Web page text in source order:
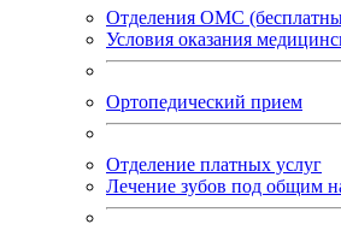
Отделения ОМС
Условия оказания
Ортопедический прием
Отделение платных услуг
Лечение зубов под общим